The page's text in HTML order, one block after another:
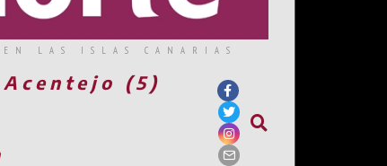
LAS ISLAS CANARIAS
Acentejo (5)